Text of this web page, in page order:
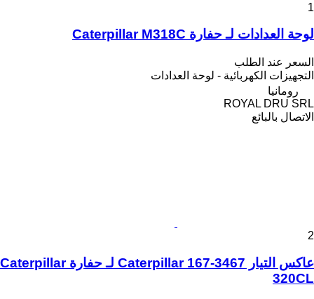
1
لوحة العدادات لـ حفارة Caterpillar M318C
السعر عند الطلب
التجهيزات الكهربائية - لوحة العدادات
رومانيا
ROYAL DRU SRL
الاتصال بالبائع
2
عاكس التيار Caterpillar 167-3467 لـ حفارة Caterpillar
320CL